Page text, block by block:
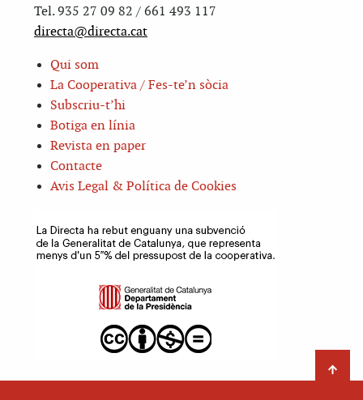
Tel. 935 27 09 82 / 661 493 117
directa@directa.cat
Qui som
La Cooperativa / Fes-te’n sòcia
Subscriu-t’hi
Botiga en línia
Revista en paper
Contacte
Avis Legal & Política de Cookies